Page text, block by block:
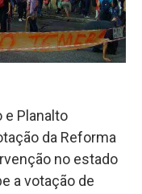
e Planalto
da Reforma
no estado
a votação de